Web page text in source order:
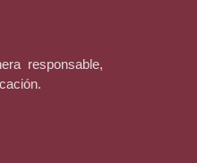
responsable,